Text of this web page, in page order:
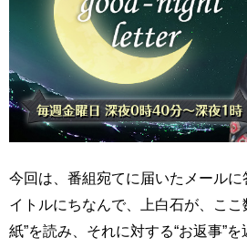
今回は、番組宛てに届いたメール
イトルにちなんで、上白石が、ここ
紙”を読み、それに対する“お返事”